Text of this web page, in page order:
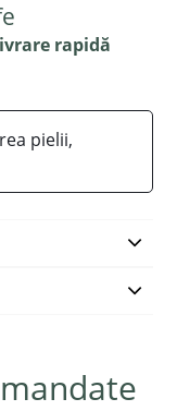
rapidă
pielii,